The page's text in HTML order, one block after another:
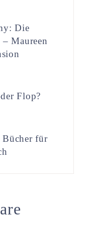
Die
Maureen
Flop?
Bücher für